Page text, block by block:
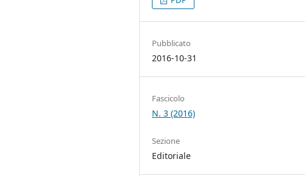
Pubblicato
2016-10-31
Fascicolo
N. 3 (2016)
Sezione
Editoriale